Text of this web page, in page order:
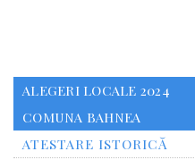
ALEGERI LOCALE 2024
COMUNA BAHNEA
ATESTARE ISTORICĂ